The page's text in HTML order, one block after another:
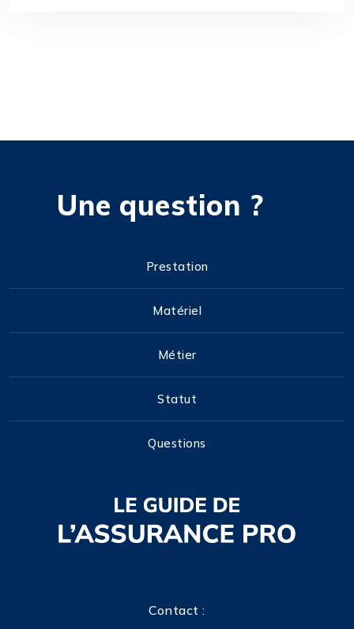
Une question ?
Prestation
Matériel
Métier
Statut
Questions
Contact :